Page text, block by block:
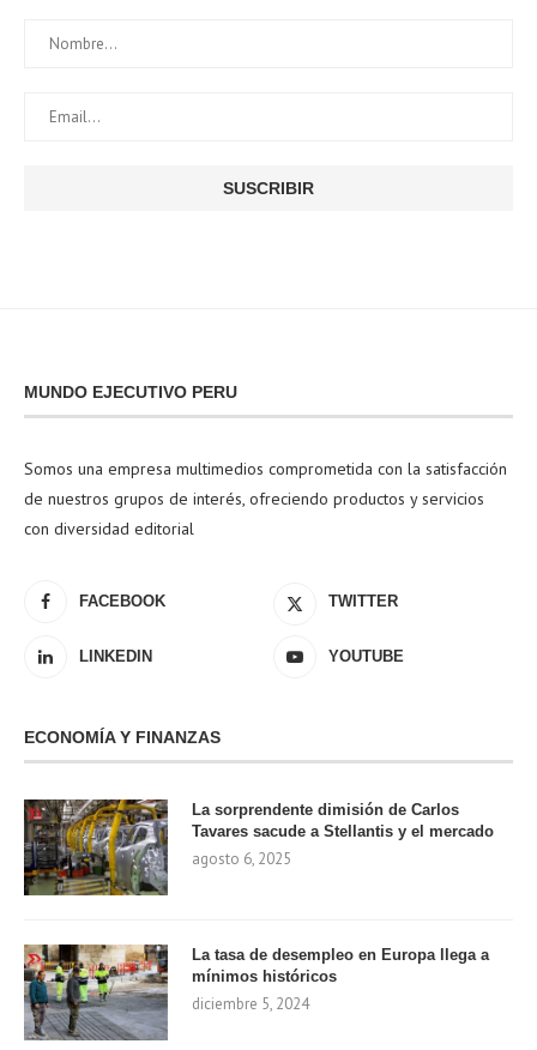
MUNDO EJECUTIVO PERU
Somos una empresa multimedios comprometida con la satisfacción
de nuestros grupos de interés, ofreciendo productos y servicios
con diversidad editorial
FACEBOOK TWITTER
LINKEDIN YOUTUBE
ECONOMÍA Y FINANZAS
La sorprendente dimisión de Carlos
Tavares sacude a Stellantis y el mercado
agosto 6, 2025
La tasa de desempleo en Europa llega a
mínimos históricos
diciembre 5, 2024